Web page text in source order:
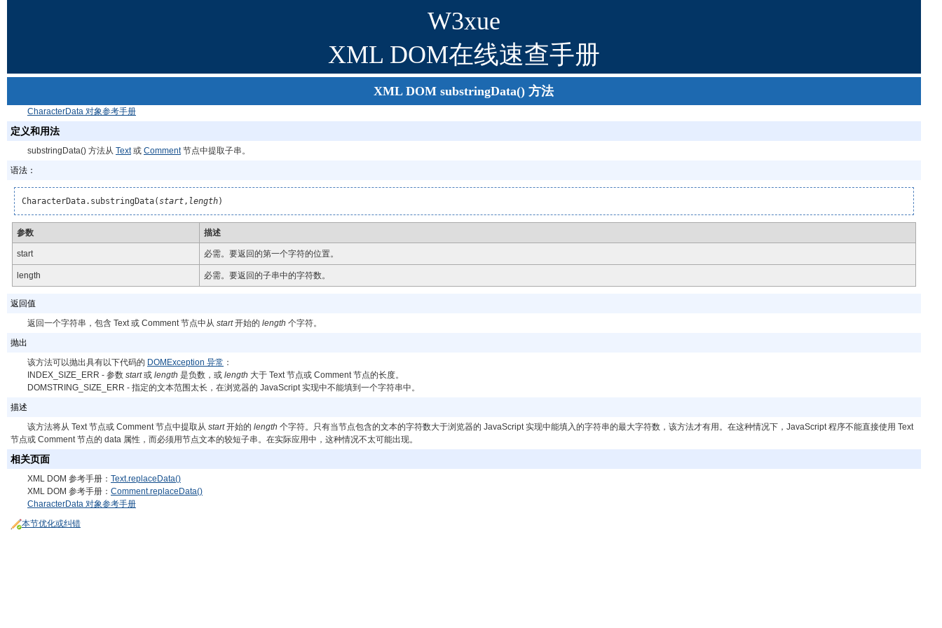
W3xue
XML DOM在线速查手册
XML DOM substringData() 方法
CharacterData 对象参考手册
定义和用法
substringData() 方法从 Text或 Comment节点中提取子串。
语法：
CharacterData.substringData(start, length)
参数 描述
start 必需。要返回的第一个字符的位置。
length 必需。要返回的子串中的字符数。
返回值
返回一个字符串，包含 Text 或 Comment 节点中从 start开始的 length 个字符。
抛出
该方法可以抛出具有以下代码的 DOMException 异常 ：
INDEX_SIZE_ERR - 参数 start或 length 是负数，或 length 大于 Text 节点或 Comment 节点的长度。
DOMSTRING_SIZE_ERR - 指定的文本范围太长，在浏览器的 JavaScript 实现中不能填到一个字符串中。
描述
该方法将从 Text 节点或 Comment 节点中提取从 start开始的 length 个字符。只有当节点包含的文本的字符数大于浏览器的 JavaScript 实现中能填入的字符串的最大字符数，该方法才有用。在这种情况下，JavaScript 程序不能直接使用 Text
节点或 Comment 节点的 data 属性，而必须用节点文本的较短子串。在实际应用中，这种情况不太可能出现。
相关页面
XML DOM 参考手册： Text.replaceData()
XML DOM 参考手册： Comment.replaceData()
CharacterData 对象参考手册
本节优化或纠错